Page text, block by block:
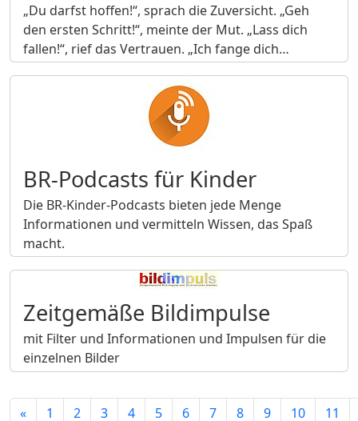
„Du darfst hoffen!“, sprach die Zuversicht. „Geh
den ersten Schritt!“, meinte der Mut. „Lass dich
fallen!“, rief das Vertrauen. „Ich fange dich…
BR-Podcasts für Kinder
Die BR-Kinder-Podcasts bieten jede Menge
Informationen und vermitteln Wissen, das Spaß
macht.
Zeitgemäße Bildimpulse
mit Filter und Informationen und Impulsen für die
einzelnen Bilder
« 1 2 3 4 5 6 7 8 9 10 11